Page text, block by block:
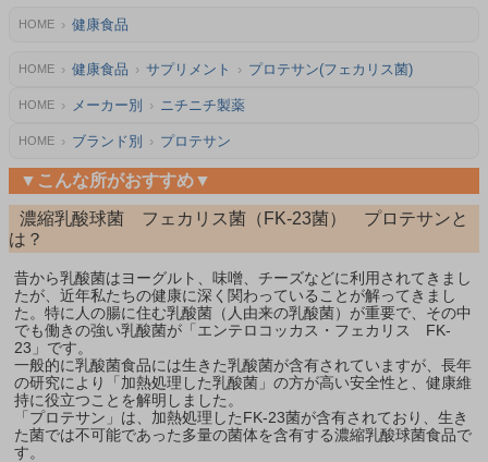
HOME 健康食品
HOME 健康食品 サプリメント プロテサン(フェカリス菌)
HOME メーカー別 ニチニチ製薬
HOME ブランド別 プロテサン
▼こんな所がおすすめ▼
濃縮乳酸球菌 フェカリス菌（FK-23菌） プロテサンと
は？
昔から乳酸菌はヨーグルト、味噌、チーズなどに利用されてきまし
たが、近年私たちの健康に深く関わっていることが解ってきまし
た。特に人の腸に住む乳酸菌（人由来の乳酸菌）が重要で、その中
でも働きの強い乳酸菌が「エンテロコッカス・フェカリス FK-
23」です。
一般的に乳酸菌食品には生きた乳酸菌が含有されていますが、長年
の研究により「加熱処理した乳酸菌」の方が高い安全性と、健康維
持に役立つことを解明しました。
「プロテサン」は、加熱処理したFK-23菌が含有されており、生き
た菌では不可能であった多量の菌体を含有する濃縮乳酸球菌食品で
す。